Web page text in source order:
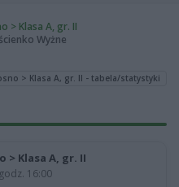
> Klasa A, gr. II
Wyżne
> Klasa A, gr. II - tabela/statystyki
> Klasa A, gr. II
16:00